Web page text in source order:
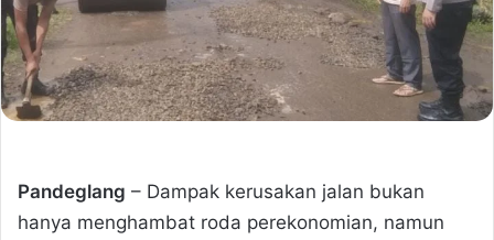
Pandeglang – Dampak kerusakan jalan bukan
hanya menghambat roda perekonomian, namun